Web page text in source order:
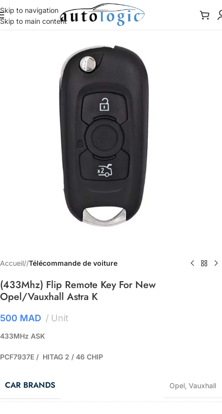
Skip to navigation
Skip to main content
Accueil/ Télécommande de voiture
(433Mhz) Flip Remote Key For New
Opel/Vauxhall Astra K
500 MAD Unit
433MHz ASK
PCF7937E / HITAG 2 / 46 CHIP
CAR BRANDS Opel Vauxhall